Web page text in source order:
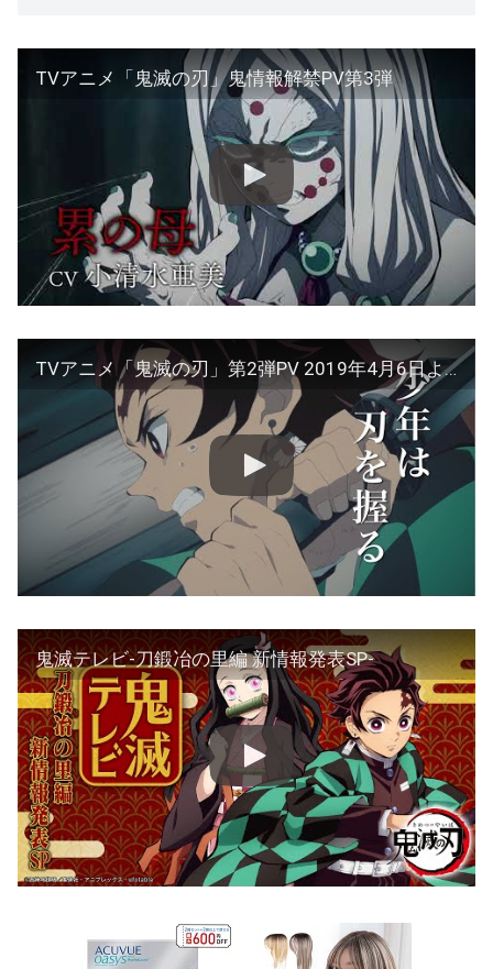
TVアニメ「鬼滅の刃」鬼情報解禁PV第3弾
TVアニメ「鬼滅の刃」第2弾PV 2019年4月6日より順次放送開始
鬼滅テレビ-刀鍛冶の里編 新情報発表SP-